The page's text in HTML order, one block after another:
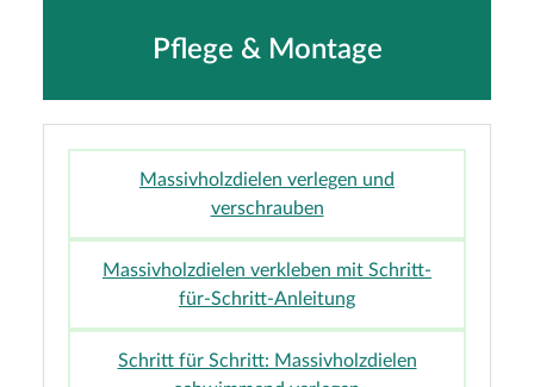
Pflege & Montage
Massivholzdielen verlegen und
verschrauben
Massivholzdielen verkleben mit Schritt-
für-Schritt-Anleitung
Schritt für Schritt: Massivholzdielen